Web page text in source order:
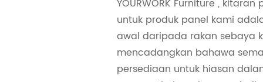
YOURWORK Furniture ,
untuk produk panel kami
awal daripada rakan sebaya
mencadangkan bahawa
persediaan untuk hiasan